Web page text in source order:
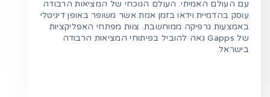
עם העולם האמיתי. העולם הנוכחי של המציאות הרבודה
עוסק בהדמיית וידאו בזמן אמת אשר משופר באופן דיגיטלי
באמצעות גרפיקה ממוחשבת. צוות מפתחי האפליקציות
של Gapps גאה להוביל בפיתוחי המציאות הרבודה
בישראל.